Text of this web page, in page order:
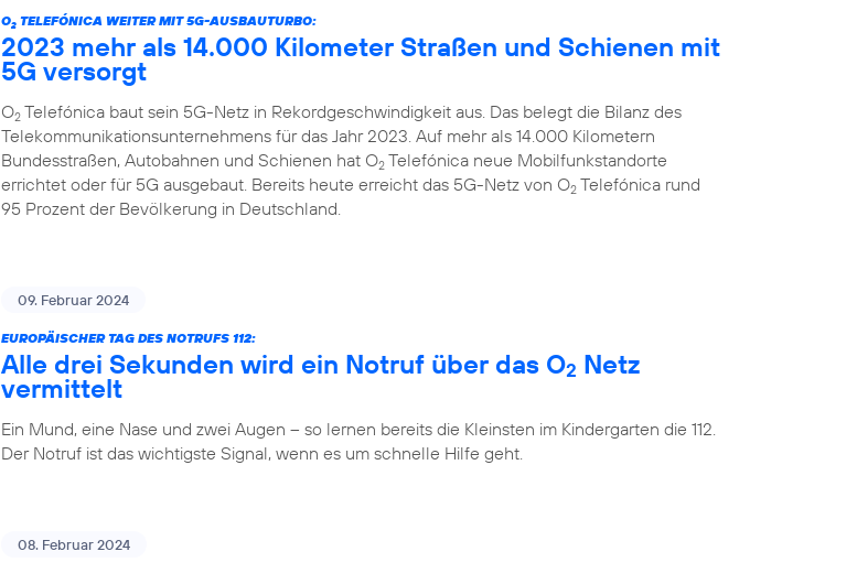
O2 TELEFÓNICA WEITER MIT 5G-AUSBAUTURBO:
2023 mehr als 14.000 Kilometer Straßen und Schienen mit
5G versorgt
O2 Telefónica baut sein 5G-Netz in Rekordgeschwindigkeit aus. Das belegt die Bilanz des
Telekommunikationsunternehmens für das Jahr 2023. Auf mehr als 14.000 Kilometern
Bundesstraßen, Autobahnen und Schienen hat O2 Telefónica neue Mobilfunkstandorte
errichtet oder für 5G ausgebaut. Bereits heute erreicht das 5G-Netz von O2 Telefónica rund
95 Prozent der Bevölkerung in Deutschland.
09. Februar 2024
EUROPÄISCHER TAG DES NOTRUFS 112:
Alle drei Sekunden wird ein Notruf über das O2 Netz
vermittelt
Ein Mund, eine Nase und zwei Augen – so lernen bereits die Kleinsten im Kindergarten die 112.
Der Notruf ist das wichtigste Signal, wenn es um schnelle Hilfe geht.
08. Februar 2024